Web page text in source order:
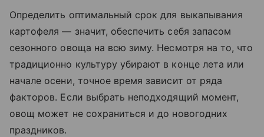
Определить оптимальный срок для выкапывания
картофеля — значит, обеспечить себя запасом
сезонного овоща на всю зиму. Несмотря на то, что
традиционно культуру убирают в конце лета или
начале осени, точное время зависит от ряда
факторов. Если выбрать неподходящий момент,
овощ может не сохраниться и до новогодних
праздников.